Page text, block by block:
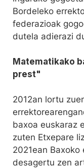
Bordeleko
federazioak
dutela adierazi
Matematikako
prest"
2012an lortu
baxoa euskaraz
zuten Etxepare
2021ean
desagertu zen